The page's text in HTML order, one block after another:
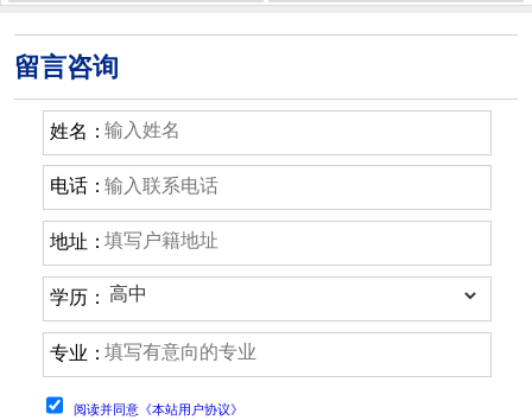
留言咨询
姓名：
电话：
地址：
学历：
专业：
阅读并同意《本站用户协议》